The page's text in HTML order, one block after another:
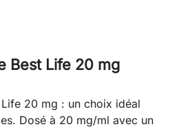
Best Life 20 mg
20 mg : un choix idéal
Dosé à 20 mg/ml avec un